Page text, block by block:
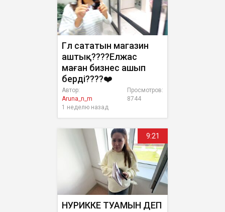
Гүл сататын магазин
аштық????Елжас
маған бизнес ашып
берді????❤️
Просмотров:
8744
Автор:
Aruna_n_m
1 неделю назад
9:21
НУРИККЕ ТУАМЫН ДЕП